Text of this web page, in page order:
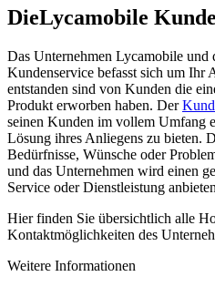
DieLycamobile
Das Unternehmen Lycamobile und
Kundenservice befasst sich um Ihr
entstanden sind von Kunden die
Produkt erworben haben. Der
seinen Kunden im vollem Umfang
Lösung ihres Anliegens zu bieten.
Bedürfnisse, Wünsche oder
und das Unternehmen wird einen
Service oder Dienstleistung
Hier finden Sie übersichtlich alle
Kontaktmöglichkeiten des
Weitere Informationen